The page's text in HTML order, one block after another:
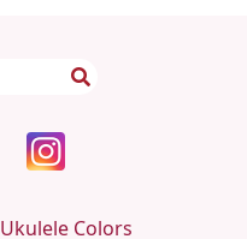
Ukulele Colors